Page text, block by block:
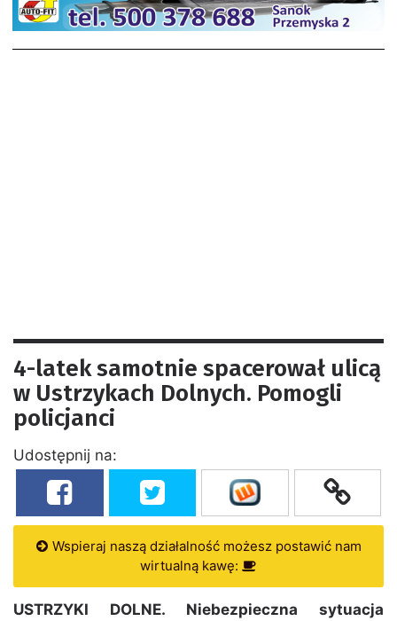
4-latek samotnie spacerował ulicą
w Ustrzykach Dolnych. Pomogli
policjanci
Udostępnij na:
Wspieraj naszą działalność możesz postawić nam
wirtualną kawę:
USTRZYKI DOLNE. Niebezpieczna sytuacja